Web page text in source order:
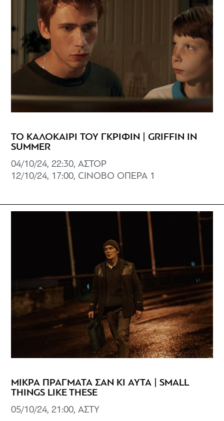
ΤΟ ΚΑΛΟΚΑΙΡΙ ΤΟΥ ΓΚΡΙΦΙΝ | GRIFFIN IN
SUMMER
04/10/24, 22:30, ΑΣΤΟΡ
12/10/24, 17:00, CINOBO ΟΠΕΡΑ 1
ΜΙΚΡΑ ΠΡΑΓΜΑΤΑ ΣΑΝ ΚΙ ΑΥΤΑ | SMALL
THINGS LIKE THESE
05/10/24, 21:00, ΑΣΤΥ